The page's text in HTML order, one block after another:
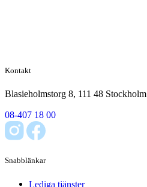
Kontakt
Blasieholmstorg 8, 111 48 Stockholm
08-407 18 00
Snabblänkar
Lediga tjänster